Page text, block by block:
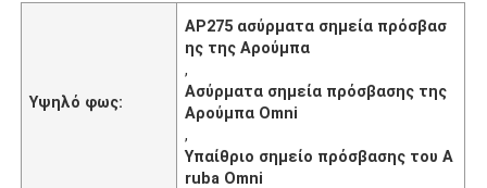
Υψηλό φως:
AP275 ασύρματα σημεία πρόσβασ
ης της Αρούμπα
,
Ασύρματα σημεία πρόσβασης της
Αρούμπα Omni
,
Υπαίθριο σημείο πρόσβασης του A
ruba Omni